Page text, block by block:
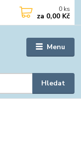
Menu
Hledat
0 ks
za 0,00 Kč